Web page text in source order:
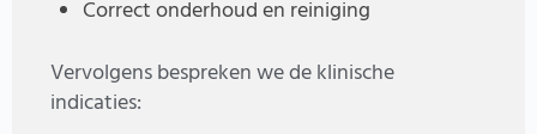
Correct onderhoud en reiniging
Vervolgens bespreken we de klinische
indicaties: